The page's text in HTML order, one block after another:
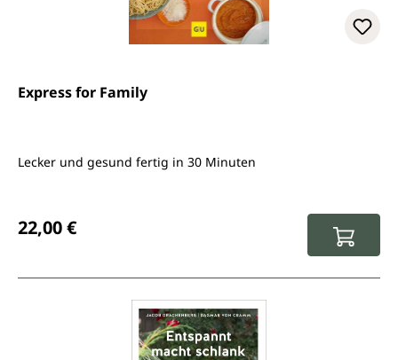
Express for Family
Lecker und gesund fertig in 30 Minuten
22,00 €